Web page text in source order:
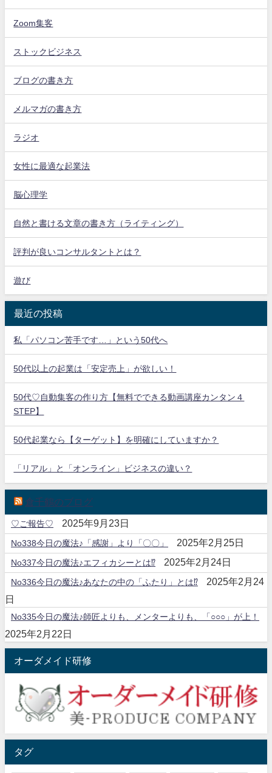
Zoom集客
ストックビジネス
ブログの書き方
メルマガの書き方
ラジオ
女性に最適な起業法
脳心理学
自然と書ける文章の書き方（ライティング）
評判が良いコンサルタントとは？
遊び
最近の投稿
私「パソコン苦手です…」という50代へ
50代以上の起業は「安定売上」が欲しい！
50代♡自動集客の作り方【無料でできる動画講座カンタン４
STEP】
50代起業なら【ターゲット】を明確にしていますか？
「リアル」と「オンライン」ビジネスの違い？
倉千鶴のブログ
♡ご報告♡ 2025年9月23日
No338今日の魔法♪「感謝」より「〇〇」 2025年2月25日
No337今日の魔法♪エフィカシーとは⁉ 2025年2月24日
No336今日の魔法♪あなたの中の「ふたり」とは⁉
2025年2月24
日
No335今日の魔法♪師匠よりも、メンターよりも、「○○○」が上！
2025年2月22日
オーダメイド研修
タグ